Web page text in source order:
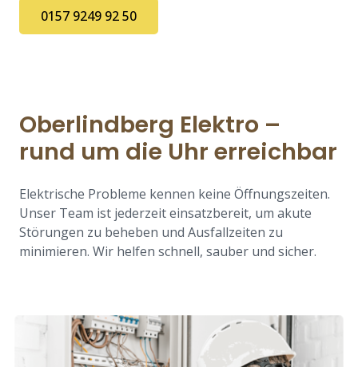
0157 9249 92 50
Oberlindberg Elektro –
rund um die Uhr erreichbar
Elektrische Probleme kennen keine Öffnungszeiten.
Unser Team ist jederzeit einsatzbereit, um akute
Störungen zu beheben und Ausfallzeiten zu
minimieren. Wir helfen schnell, sauber und sicher.